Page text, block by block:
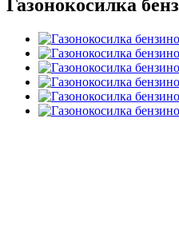
Газонокосилка